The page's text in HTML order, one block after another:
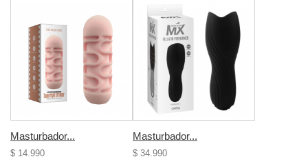
Masturbador...
$ 14.990
Masturbador...
$ 34.990